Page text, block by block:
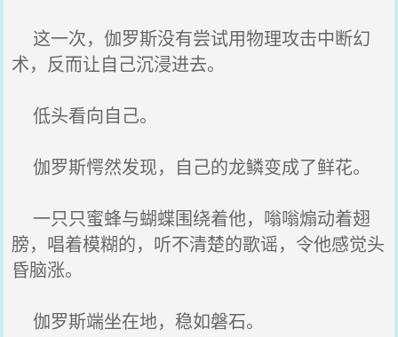
这一次，伽罗斯没有尝试用物理攻击中断幻
术，反而让自己沉浸进去。
低头看向自己。
伽罗斯愕然发现，自己的龙鳞变成了鲜花。
一只只蜜蜂与蝴蝶围绕着他，嗡嗡煽动着翅
膀，唱着模糊的，听不清楚的歌谣，令他感觉头
昏脑涨。
伽罗斯端坐在地，稳如磐石。